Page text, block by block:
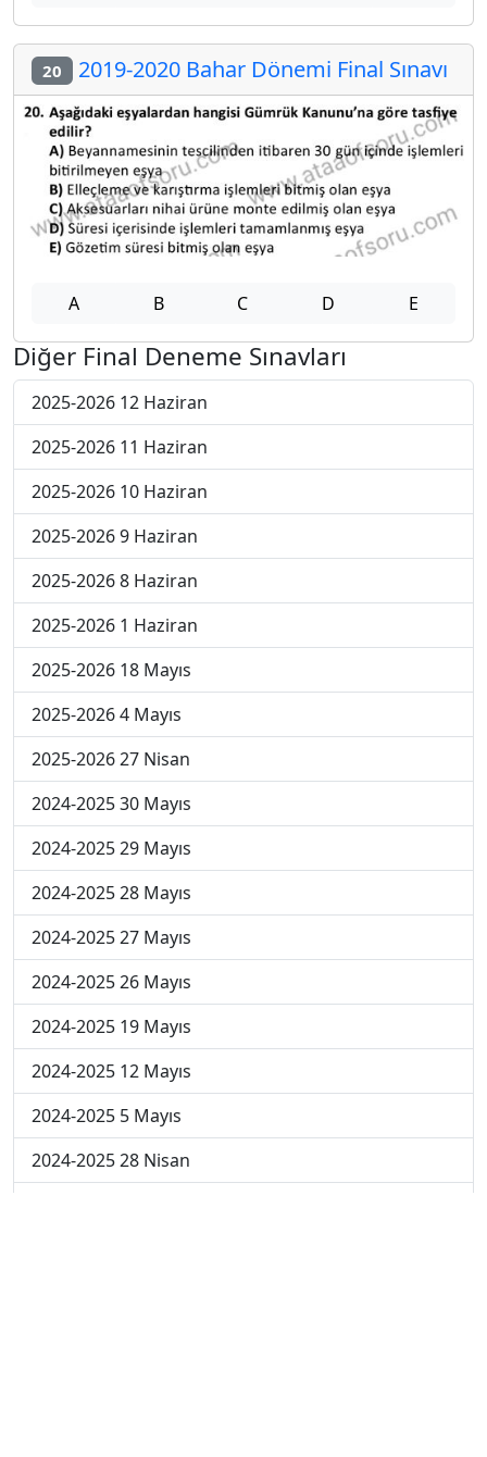
20 2019-2020 Bahar Dönemi Final Sınavı
A B C D E
Diğer Final Deneme Sınavları
2025-2026 12 Haziran
2025-2026 11 Haziran
2025-2026 10 Haziran
2025-2026 9 Haziran
2025-2026 8 Haziran
2025-2026 1 Haziran
2025-2026 18 Mayıs
2025-2026 4 Mayıs
2025-2026 27 Nisan
2024-2025 30 Mayıs
2024-2025 29 Mayıs
2024-2025 28 Mayıs
2024-2025 27 Mayıs
2024-2025 26 Mayıs
2024-2025 19 Mayıs
2024-2025 12 Mayıs
2024-2025 5 Mayıs
2024-2025 28 Nisan